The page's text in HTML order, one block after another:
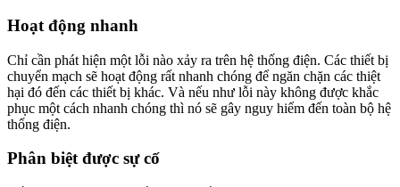
Hoạt động nhanh
Chỉ cần phát hiện một lỗi nào xảy ra trên hệ thống điện. Các thiết bị
chuyển mạch sẽ hoạt động rất nhanh chóng để ngăn chặn các thiệt
hại đó đến các thiết bị khác. Và nếu như lỗi này không được khắc
phục một cách nhanh chóng thì nó sẽ gây nguy hiểm đến toàn bộ hệ
thống điện.
Phân biệt được sự cố